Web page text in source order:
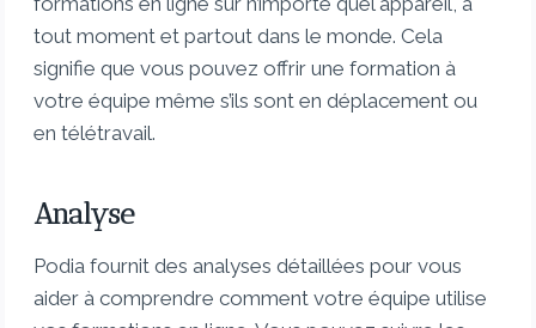
tout moment et partout dans le monde. Cela
signifie que vous pouvez offrir une formation à
votre équipe même s’ils sont en déplacement ou
en télétravail.
Analyse
Podia fournit des analyses détaillées pour vous
aider à comprendre comment votre équipe utilise